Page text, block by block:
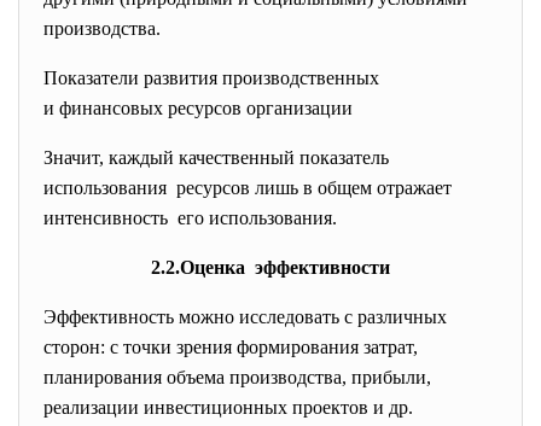
производства.
Показатели развития производственных
и финансовых ресурсов организации
Значит, каждый качественный показатель
использования ресурсов лишь в общем отражает
интенсивность его использования.
2.2.Оценка эффективности
Эффективность можно исследовать с различных
сторон: с точки зрения формирования затрат,
планирования объема производства, прибыли,
реализации инвестиционных проектов и др.